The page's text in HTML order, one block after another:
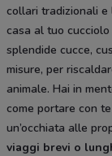
collari tradizionali e
casa al tuo
splendide cucce,
misure, per
animale. Hai in
come portare con
un’occhiata alle
viaggi brevi o